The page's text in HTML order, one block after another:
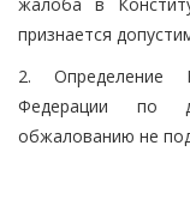
признается
2. Определение
Федерации по
обжалованию не